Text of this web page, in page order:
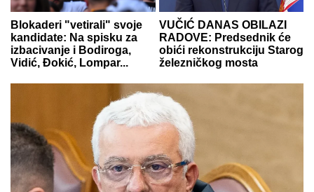
Blokaderi "vetirali" svoje
kandidate: Na spisku za
izbacivanje i Bodiroga,
Vidić, Đokić, Lompar...
VUČIĆ DANAS OBILAZI
RADOVE: Predsednik će
obići rekonstrukciju Starog
železničkog mosta